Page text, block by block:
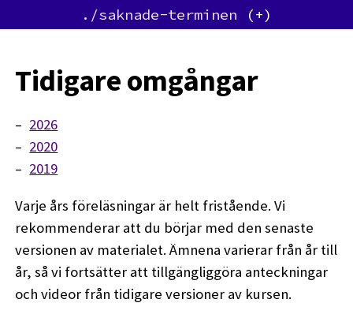
./saknade-terminen
Tidigare omgångar
2026
2020
2019
Varje års föreläsningar är helt fristående. Vi
rekommenderar att du börjar med den senaste
versionen av materialet. Ämnena varierar från år till
år, så vi fortsätter att tillgängliggöra anteckningar
och videor från tidigare versioner av kursen.